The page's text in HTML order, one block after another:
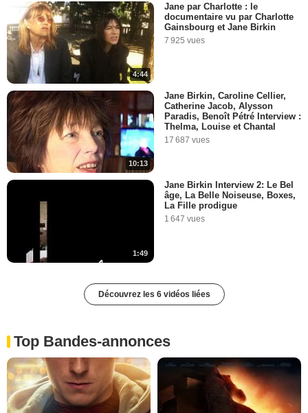
4:44
Jane par Charlotte : le
documentaire vu par Charlotte
Gainsbourg et Jane Birkin
7 925 vues
10:13
Jane Birkin, Caroline Cellier,
Catherine Jacob, Alysson
Paradis, Benoît Pétré Interview :
Thelma, Louise et Chantal
17 687 vues
1:49
Jane Birkin Interview 2: Le Bel
âge, La Belle Noiseuse, Boxes,
La Fille prodigue
1 647 vues
Découvrez les 6 vidéos liées
Top Bandes-annonces